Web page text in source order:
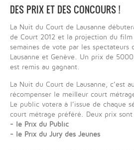
DES PRIX ET DES CONCOURS !
La Nuit du Court de Lausanne
de Court 2012 et la projection du film
semaines de vote par les spectateurs
Lausanne et Genève. Un prix de
est remis au gagnant.
La Nuit du Court de Lausanne, c’est
récompenser le meilleur court
Le public votera à l’issue de chaque
court métrage préféré. Deux prix
- le Prix du Public
- le Prix du Jury des Jeunes